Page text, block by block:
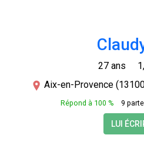
27 ans
Aix-en-Provence
Répond à 100 % 9
LUI